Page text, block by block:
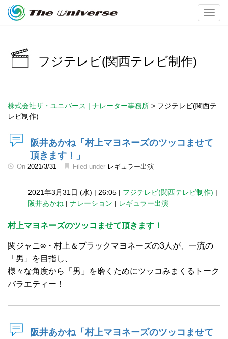
フジテレビ(関西テレビ制作)
株式会社ザ・ユニバース | ナレーター事務所 > フジテレビ(関西テ
レビ制作)
阪井あかね「村上マヨネーズのツッコませて
頂きます！」
On 2021/3/31 Filed under レギュラー出演
2021年3月31日 (水) | 26:05 | フジテレビ(関西テレビ制作) |
阪井あかね | ナレーション | レギュラー出演
村上マヨネーズのツッコませて頂きます！
関ジャニ∞・村上＆ブラックマヨネーズの3人が、一流の
「男」を目指し、
様々な角度から「男」を磨くためにツッコみまくるトーク
バラエティー！
阪井あかね「村上マヨネーズのツッコませて